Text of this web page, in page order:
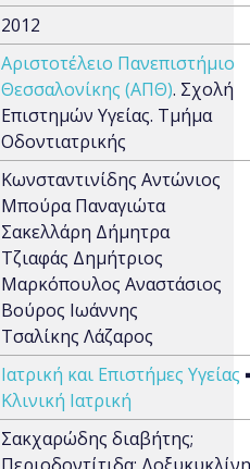
2012
Αριστοτέλειο Πανεπιστήμιο
Θεσσαλονίκης (ΑΠΘ). Σχολή
Επιστημών Υγείας. Τμήμα
Οδοντιατρικής
Κωνσταντινίδης Αντώνιος
Μπούρα Παναγιώτα
Σακελλάρη Δήμητρα
Τζιαφάς Δημήτριος
Μαρκόπουλος Αναστάσιος
Βούρος Ιωάννης
Τσαλίκης Λάζαρος
Ιατρική και Επιστήμες Υγείας
Κλινική Ιατρική
Σακχαρώδης διαβήτης;